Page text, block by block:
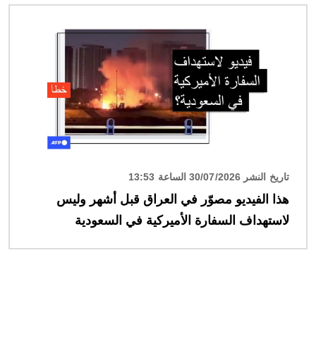
تاريخ النشر 30/07/2026 الساعة 13:53
هذا الفيديو مصوّر في العراق قبل أشهر وليس
لاستهداف السفارة الأميركية في السعودية